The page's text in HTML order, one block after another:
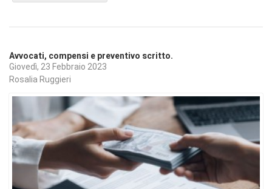
Avvocati, compensi e preventivo scritto.
Giovedì, 23 Febbraio 2023
Rosalia Ruggieri